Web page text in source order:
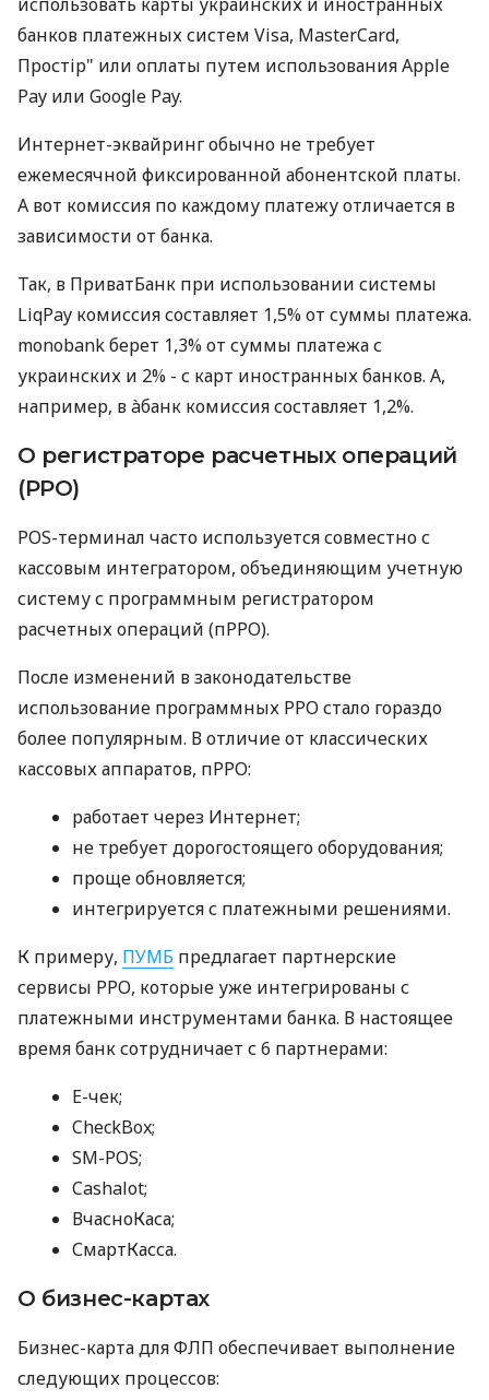
банков платежных систем Visa, MasterCard,
Простір" или оплаты путем использования Apple
Pay или Google Pay.
Интернет-эквайринг обычно не требует
ежемесячной фиксированной абонентской платы.
А вот комиссия по каждому платежу отличается в
зависимости от банка.
Так, в ПриватБанк при использовании системы
LiqPay комиссия составляет 1,5% от суммы платежа.
monobank берет 1,3% от суммы платежа с
украинских и 2% - с карт иностранных банков. А,
например, в àбанк комиссия составляет 1,2%.
О регистраторе расчетных операций
(РРО)
POS-терминал часто используется совместно с
кассовым интегратором, объединяющим учетную
систему с программным регистратором
расчетных операций (пРРО).
После изменений в законодательстве
использование программных РРО стало гораздо
более популярным. В отличие от классических
кассовых аппаратов, пРРО:
работает через Интернет;
не требует дорогостоящего оборудования;
проще обновляется;
интегрируется с платежными решениями.
К примеру, ПУМБ предлагает партнерские
сервисы РРО, которые уже интегрированы с
платежными инструментами банка. В настоящее
время банк сотрудничает с 6 партнерами:
E-чек;
CheckBox;
SM-POS;
Cashalot;
ВчасноКаса;
СмартКасса.
О бизнес-картах
Бизнес-карта для ФЛП обеспечивает выполнение
следующих процессов: